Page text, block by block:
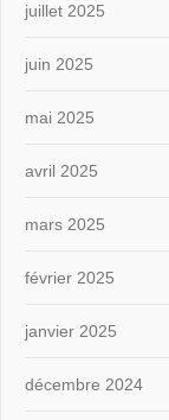
juillet 2025
juin 2025
mai 2025
avril 2025
mars 2025
février 2025
janvier 2025
décembre 2024